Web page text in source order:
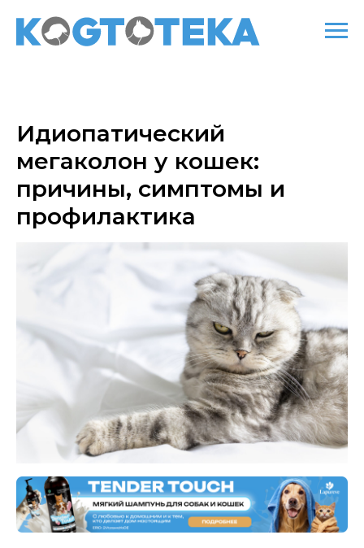
Идиопатический
мегаколон у кошек:
причины, симптомы и
профилактика